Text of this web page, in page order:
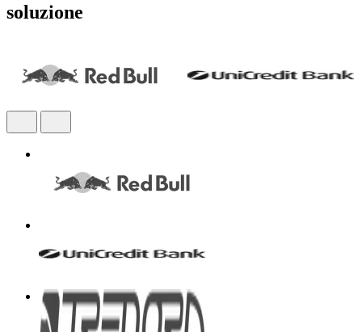
soluzione